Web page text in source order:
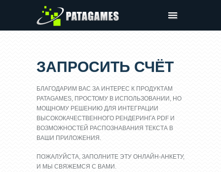
Запросить Счёт
Компания
Клиентская панель
ЗАПРОСИТЬ СЧЁТ
БЛАГОДАРИМ ВАС ЗА ИНТЕРЕС К ПРОДУКТАМ
PATAGAMES, ПРОСТОМУ В ИСПОЛЬЗОВАНИИ, НО
МОЩНОМУ РЕШЕНИЮ ДЛЯ ИНТЕГРАЦИИ
ВЫСОКОКАЧЕСТВЕННОГО РЕНДЕРИНГА PDF И
ВОЗМОЖНОСТЕЙ РАСПОЗНАВАНИЯ ТЕКСТА В
ВАШИ ПРИЛОЖЕНИЯ.
ПОЖАЛУЙСТА, ЗАПОЛНИТЕ ЭТУ ОНЛАЙН-АНКЕТУ,
И МЫ СВЯЖЕМСЯ С ВАМИ.